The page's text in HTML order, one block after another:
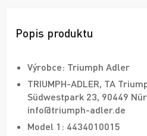
Popis produktu
Výrobce: Triumph Adler
TRIUMPH-ADLER, TA
Südwestpark 23, 90449
info@triumph-adler.de
Model 1: 4434010015